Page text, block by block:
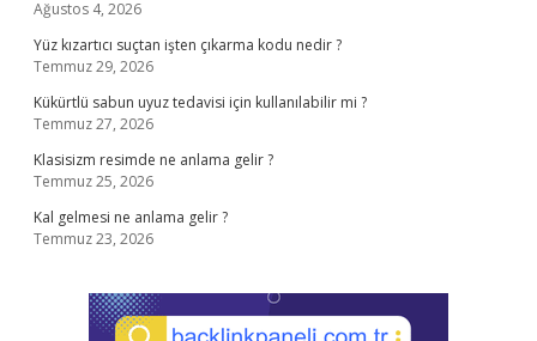
Ağustos 4, 2026
Yüz kızartıcı suçtan işten çıkarma kodu nedir ?
Temmuz 29, 2026
Kükürtlü sabun uyuz tedavisi için kullanılabilir mi ?
Temmuz 27, 2026
Klasisizm resimde ne anlama gelir ?
Temmuz 25, 2026
Kal gelmesi ne anlama gelir ?
Temmuz 23, 2026